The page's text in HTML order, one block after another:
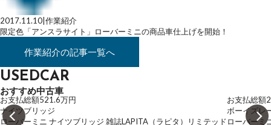
2017.11.10 作業紹介
限定色「アンスラサイト」ローバーミニの商品車仕上げを開始！
作業紹介の記事一覧へ
USEDCAR
おすすめ中古車
お支払総額521.6万円
ナイツブリッジ
ローバーミニ ナイツブリッジ 雑誌LAPITA（ラピタ）リミテッド
お支払総額
ボーイズレ
ローバーミ